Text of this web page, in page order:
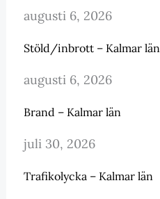
augusti 6, 2026
Stöld/inbrott – Kalmar län
augusti 6, 2026
Brand – Kalmar län
juli 30, 2026
Trafikolycka – Kalmar län